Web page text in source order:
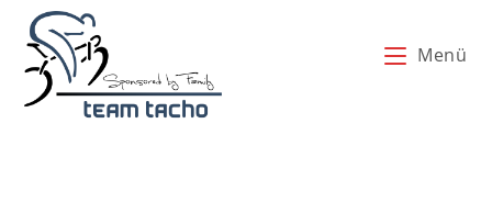
Inhalt
springen
Menü